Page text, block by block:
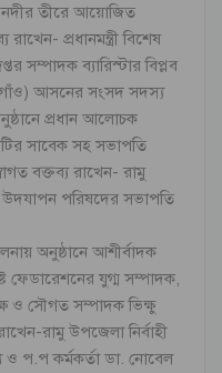
নদীর তীরে আয়োজিত
প্রধানমন্ত্রী বিশেষ
সম্পাদক ব্যারিস্টার বিপ্লব
আসনের সংসদ সদস্য
প্রধান আলোচক
সাবেক সহ সভাপতি
বক্তব্য রাখেন- রামু
উদযাপন পরিষদের সভাপতি
অনুষ্ঠানে আশীর্বাদক
ফেডারেশনের যুগ্ম সম্পাদক,
ও সৌগত সম্পাদক ভিক্ষু
রামু উপজেলা নির্বাহী
ও প.প কর্মকর্তা ডা. নোবেল